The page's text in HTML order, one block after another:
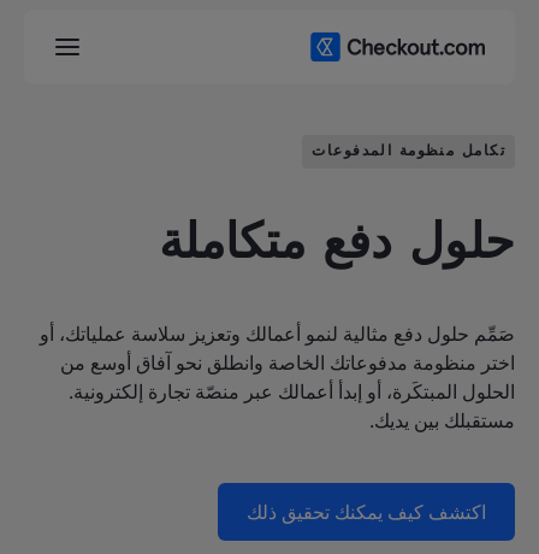
تكامل منظومة المدفوعات
حلول دفع متكاملة
صَمِّم حلول دفع مثالية لنمو أعمالك وتعزيز سلاسة عملياتك، أو
اختر منظومة مدفوعاتك الخاصة وانطلق نحو آفاق أوسع من
الحلول المبتكَرة، أو إبدأ أعمالك عبر منصّة تجارة إلكترونية.
مستقبلك بين يديك.
اكتشف كيف يمكنك تحقيق ذلك